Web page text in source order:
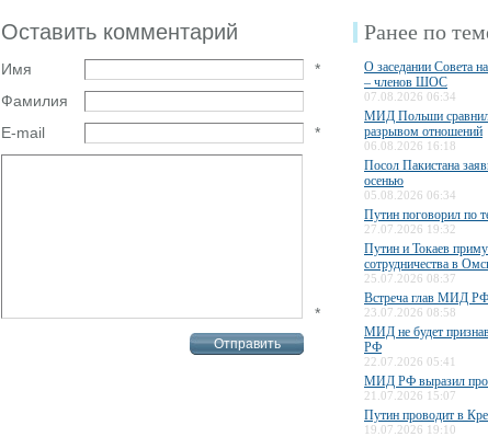
Оставить комментарий
Имя
*
Фамилия
E-mail
*
*
Ранее по
О заседании Совета
– членов ШОС
07.08.2026 06:34
МИД Польши сравнил
разрывом отношений
06.08.2026 16:18
Посол Пакистана
осенью
05.08.2026 06:34
Путин поговорил по
27.07.2026 19:32
Путин и Токаев
сотрудничества в
25.07.2026 08:37
Встреча глав МИД
23.07.2026 08:58
МИД не будет
РФ
22.07.2026 05:41
МИД РФ выразил
21.07.2026 15:07
Путин проводит в
19.07.2026 19:10